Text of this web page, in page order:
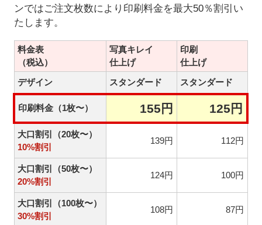
ンではご注文枚数により印刷料金を最大50％割引い
たします。
料金表
（税込）
写真キレイ
仕上げ
印刷
仕上げ
デザイン
スタンダード スタンダード
印刷料金（1枚〜） 155円 125円
大口割引（20枚〜）
10%割引
139円 112円
大口割引（50枚〜）
20%割引
124円 100円
大口割引（100枚〜）
30%割引
108円 87円